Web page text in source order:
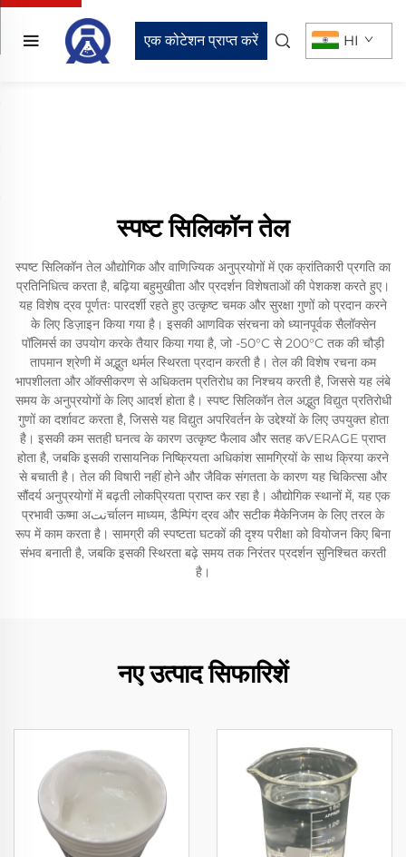
एक कोटेशन प्राप्त करें HI
स्पष्ट सिलिकॉन तेल
स्पष्ट सिलिकॉन तेल औद्योगिक और वाणिज्यिक अनुप्रयोगों में एक क्रांतिकारी प्रगति का
प्रतिनिधित्व करता है, बढ़िया बहुमुखीता और प्रदर्शन विशेषताओं की पेशकश करते हुए।
यह विशेष द्रव पूर्णतः पारदर्शी रहते हुए उत्कृष्ट चमक और सुरक्षा गुणों को प्रदान करने
के लिए डिज़ाइन किया गया है। इसकी आणविक संरचना को ध्यानपूर्वक सैलॉक्सेन
पॉलिमर्स का उपयोग करके तैयार किया गया है, जो -50°C से 200°C तक की चौड़ी
तापमान श्रेणी में अद्भुत थर्मल स्थिरता प्रदान करती है। तेल की विशेष रचना कम
भापशीलता और ऑक्सीकरण से अधिकतम प्रतिरोध का निश्चय करती है, जिससे यह लंबे
समय के अनुप्रयोगों के लिए आदर्श होता है। स्पष्ट सिलिकॉन तेल अद्भुत विद्युत प्रतिरोधी
गुणों का दर्शावट करता है, जिससे यह विद्युत अपरिवर्तन के उद्देश्यों के लिए उपयुक्त होता
है। इसकी कम सतही घनत्व के कारण उत्कृष्ट फैलाव और सतह कVERAGE प्राप्त
होता है, जबकि इसकी रासायनिक निष्क्रियता अधिकांश सामग्रियों के साथ क्रिया करने
से बचाती है। तेल की विषारी नहीं होने और जैविक संगतता के कारण यह चिकित्सा और
सौंदर्य अनुप्रयोगों में बढ़ती लोकप्रियता प्राप्त कर रहा है। औद्योगिक स्थानों में, यह एक
प्रभावी ऊष्मा अنتर्चालन माध्यम, डैम्पिंग द्रव और सटीक मैकेनिजम के लिए तरल के
रूप में काम करता है। सामग्री की स्पष्टता घटकों की दृश्य परीक्षा को वियोजन किए बिना
संभव बनाती है, जबकि इसकी स्थिरता बढ़े समय तक निरंतर प्रदर्शन सुनिश्चित करती
है।
नए उत्पाद सिफारिशें